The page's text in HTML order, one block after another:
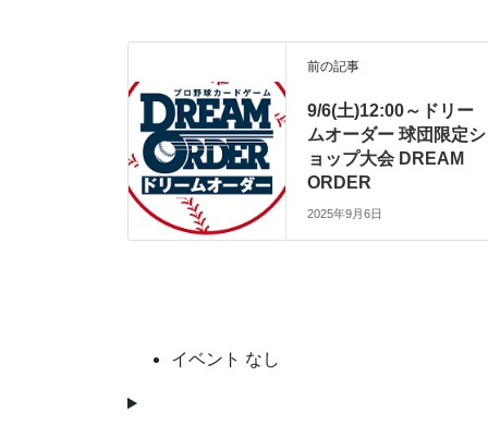
前の記事
9/6(土)12:00～ドリー
ムオーダー 球団限定シ
ョップ大会 DREAM
ORDER
2025年9月6日
イベント なし